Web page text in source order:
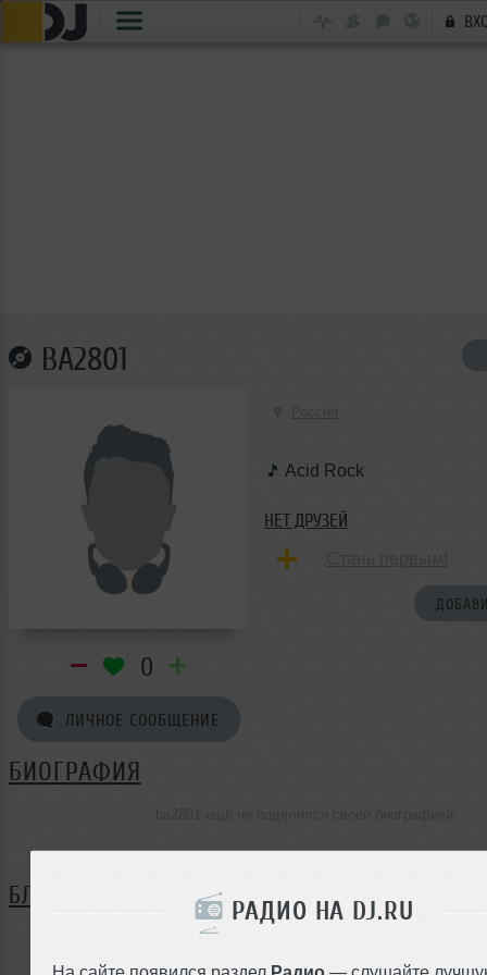
РАДИО НА DJ.RU
На сайте появился раздел Радио — слушайте
BA2801
0
ЛИЧНОЕ СООБЩЕНИЕ
Acid Rock
НЕТ ДРУЗЕЙ
БИОГРАФИЯ
БЛОГ